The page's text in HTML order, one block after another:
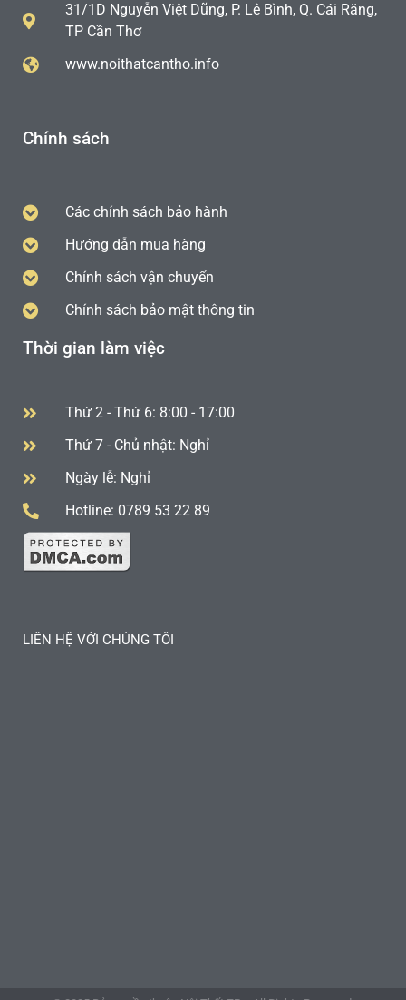
31/1D Nguyễn Việt Dũng, P. Lê Bình, Q. Cái Răng,
TP Cần Thơ
www.noithatcantho.info
Chính sách
Các chính sách bảo hành
Hướng dẫn mua hàng
Chính sách vận chuyển
Chính sách bảo mật thông tin
Thời gian làm việc
Thứ 2 - Thứ 6: 8:00 - 17:00
Thứ 7 - Chủ nhật: Nghỉ
Ngày lễ: Nghỉ
Hotline: 0789 53 22 89
LIÊN HỆ VỚI CHÚNG TÔI